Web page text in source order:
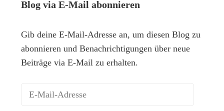
Blog via E-Mail abonnieren
Gib deine E-Mail-Adresse an, um diesen Blog zu
abonnieren und Benachrichtigungen über neue
Beiträge via E-Mail zu erhalten.